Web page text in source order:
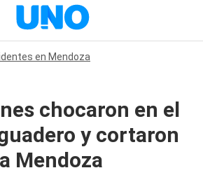
en Mendoza
chocaron en el
y cortaron
Mendoza